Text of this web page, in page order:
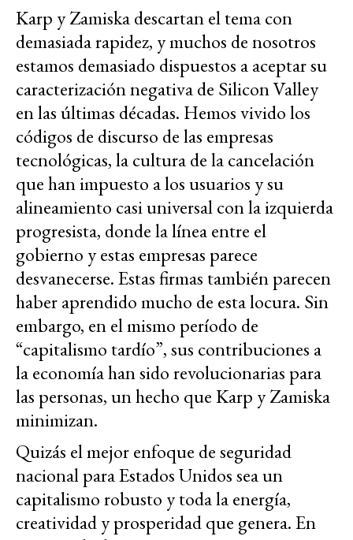
Karp y Zamiska descartan el tema con
demasiada rapidez, y muchos de nosotros
estamos demasiado dispuestos a aceptar su
caracterización negativa de Silicon Valley
en las últimas décadas. Hemos vivido los
códigos de discurso de las empresas
tecnológicas, la cultura de la cancelación
que han impuesto a los usuarios y su
alineamiento casi universal con la izquierda
progresista, donde la línea entre el
gobierno y estas empresas parece
desvanecerse. Estas firmas también parecen
haber aprendido mucho de esta locura. Sin
embargo, en el mismo período de
“capitalismo tardío”, sus contribuciones a
la economía han sido revolucionarias para
las personas, un hecho que Karp y Zamiska
minimizan.
Quizás el mejor enfoque de seguridad
nacional para Estados Unidos sea un
capitalismo robusto y toda la energía,
creatividad y prosperidad que genera. En